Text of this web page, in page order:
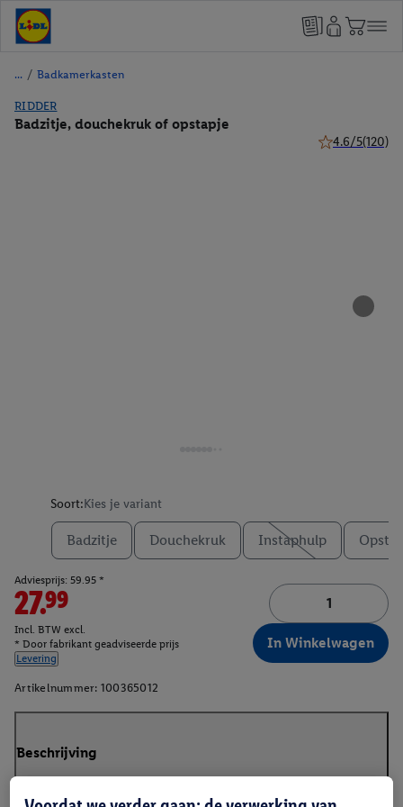
/ Badkamerkasten
RIDDER
Badzitje, douchekruk of opstapje
4.6/5(120)
Soort:Kies je variant
Badzitje Douchekruk Instaphulp
Adviesprijs: 59.95 *
27.99
Incl. BTW excl.
* Door fabrikant geadviseerde prijs
Levering
In Winkelwagen
Artikelnummer: 100365012
Beschrijving